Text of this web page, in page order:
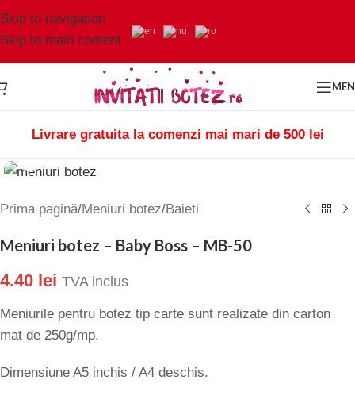
Skip to navigation
Skip to main content
Livrare gratuita la comenzi mai mari de 500 lei
Prima pagină/Meniuri botez/Baieti
Meniuri botez – Baby Boss – MB-50
4.40 lei TVA inclus
Meniurile pentru botez tip carte sunt realizate din carton
mat de 250g/mp.
Dimensiune A5 inchis / A4 deschis.